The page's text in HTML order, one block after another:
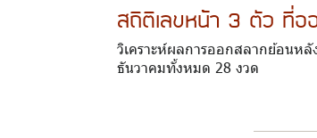
สถิติเลขหน้า 3 ตัว ที่อ
วิเคราะห์ผลการออกสลากย้อนห
ธันวาคมทั้งหมด 28 งวด